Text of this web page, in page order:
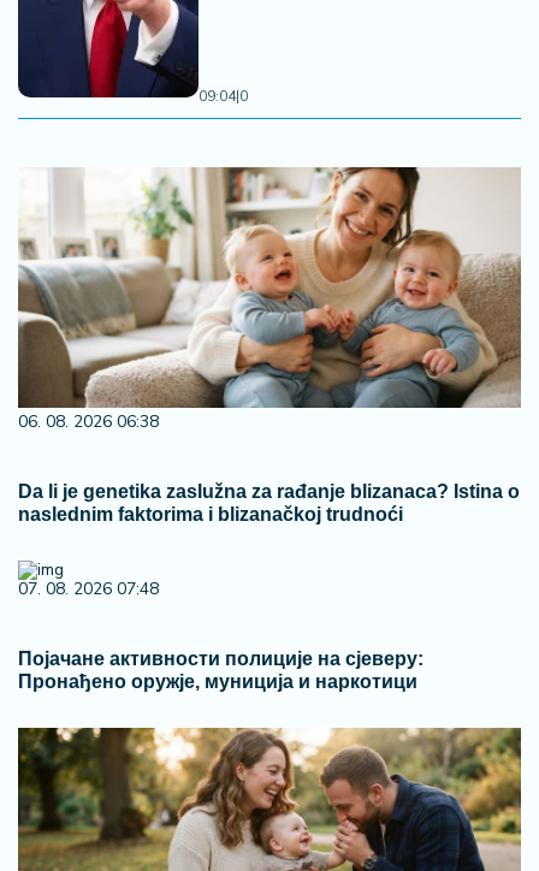
09:04|0
06. 08. 2026 06:38
Da li je genetika zaslužna za rađanje blizanaca? Istina o
naslednim faktorima i blizanačkoj trudnoći
07. 08. 2026 07:48
Појачане активности полиције на сјеверу:
Пронађено оружје, муниција и наркотици